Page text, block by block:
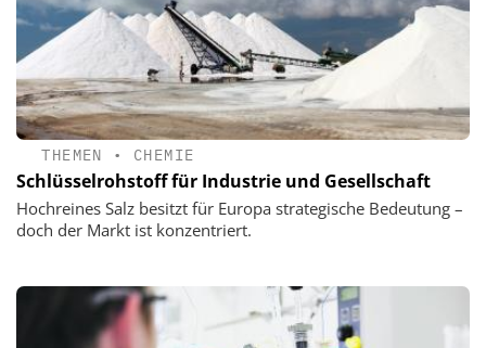
THEMEN • CHEMIE
Schlüsselrohstoff für Industrie und Gesellschaft
Hochreines Salz besitzt für Europa strategische Bedeutung –
doch der Markt ist konzentriert.